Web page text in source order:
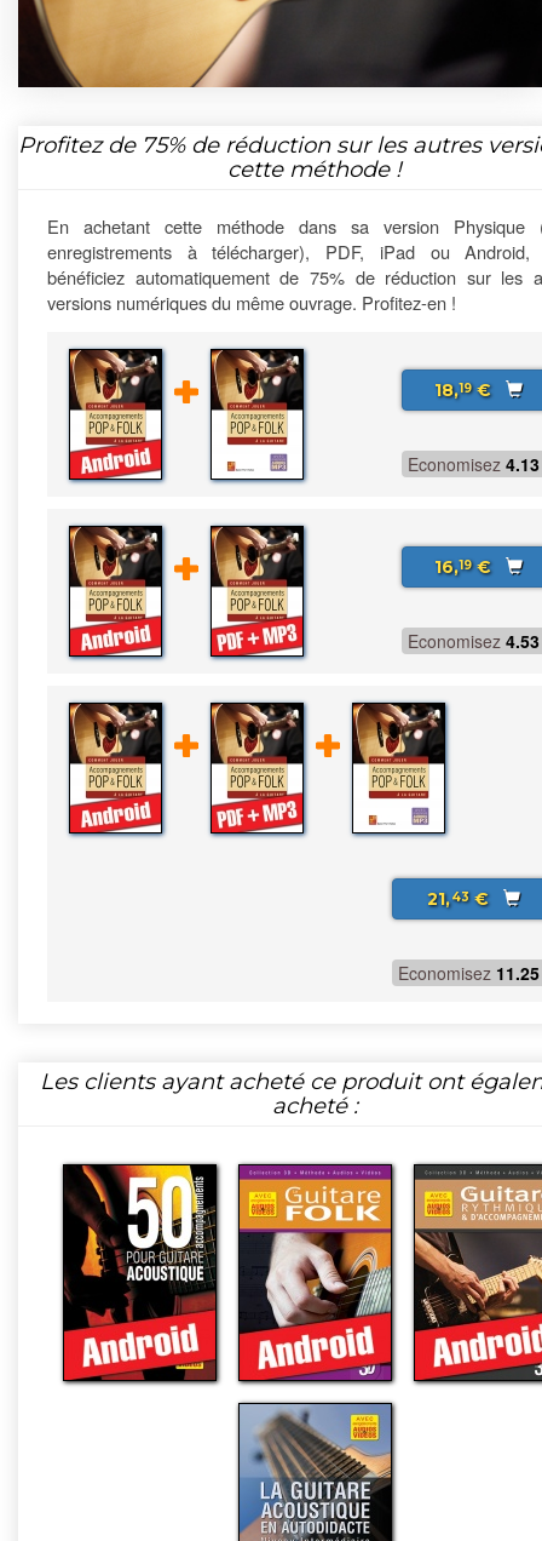
Profitez de 75%de réduction sur les autres
cette méthode !
En achetant cette méthode dans sa version Physique
enregistrements à télécharger), PDF, iPad ou Android,
bénéficiez automatiquement de 75% de réduction sur les
versions numériques du même ouvrage. Profitez-en !
18,19€
Economisez 4.13
16,19€
Economisez 4.53
21,43€
Economisez 11.25
Les clients ayant acheté ce produit ont
acheté :